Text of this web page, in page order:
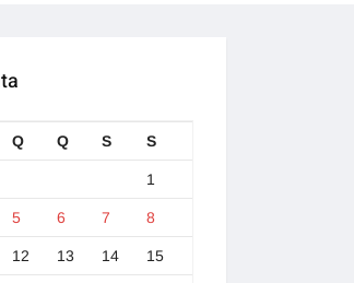
Q Q S S
1
5 6 7 8
12 13 14 15